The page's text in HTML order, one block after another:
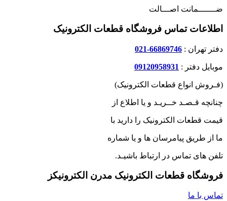
ضـــــــمانت اصـــالت
اطلاعات تماس فروشگاه قطعات الکترونیک
دفتر تهران : 66869746-021
موبایل دفتر : 09120958931
(فـروش انواع قطعات الکترونیک)
چنانچه قـصـد خــریـد و یا اطلاع از
قیمت قطعات الکترونیک را دارید با
ما از طریق پیامرسان ها و یا شماره
تلفن های تماس در ارتباط باشیـد.
فروشگاه قطعات الکترونیک مدرن الکترونیکز
تماس با ما